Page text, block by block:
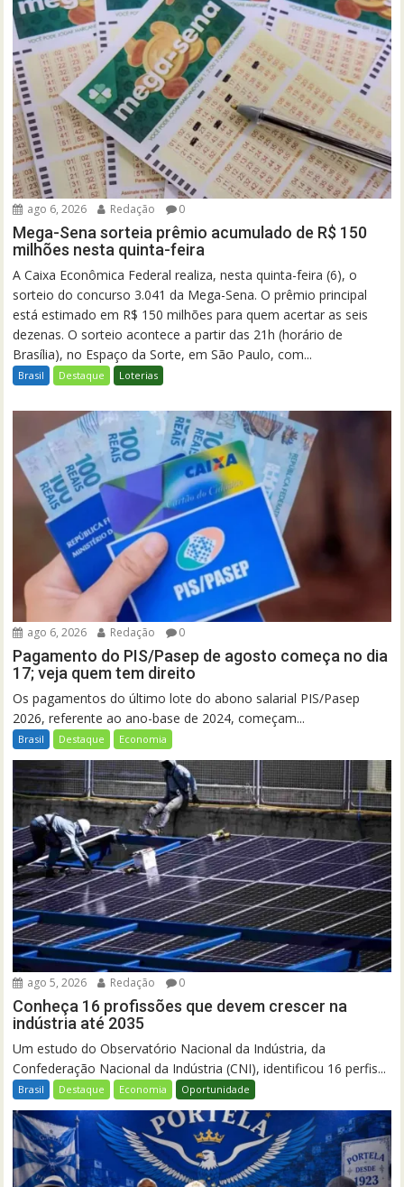
ago 6, 2026 Redação 0
Mega-Sena sorteia prêmio acumulado de R$ 150
milhões nesta quinta-feira
A Caixa Econômica Federal realiza, nesta quinta-feira (6), o
sorteio do concurso 3.041 da Mega-Sena. O prêmio principal
está estimado em R$ 150 milhões para quem acertar as seis
dezenas. O sorteio acontece a partir das 21h (horário de
Brasília), no Espaço da Sorte, em São Paulo, com...
Brasil Destaque Loterias
ago 6, 2026 Redação 0
Pagamento do PIS/Pasep de agosto começa no dia
17; veja quem tem direito
Os pagamentos do último lote do abono salarial PIS/Pasep
2026, referente ao ano-base de 2024, começam...
Brasil Destaque Economia
ago 5, 2026 Redação 0
Conheça 16 profissões que devem crescer na
indústria até 2035
Um estudo do Observatório Nacional da Indústria, da
Confederação Nacional da Indústria (CNI), identificou 16 perfis...
Brasil Destaque Economia Oportunidade